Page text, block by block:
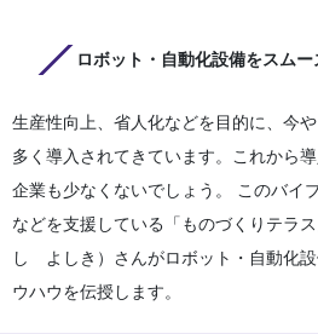
ロボット・自動化設備をスム
生産性向上、省人化などを目的に、今
多く導入されてきています。これから
企業も少なくないでしょう。 このバイ
などを支援している「ものづくりテラ
し よしき）さんがロボット・自動化
ウハウを伝授します。